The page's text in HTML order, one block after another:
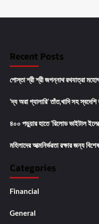
Recent Posts
পোস্তা শ্রী শ্রী জগন্নাথ রথযাত্রা
‘দ্য অরা গ্যালারি’ তাঁত,খাদি সহ
৪০০ পড়ুয়ার হাতে ‘রিলোড ভাইটাল
মহিলাদের আত্মনির্ভরতা রক্ষার জন্য
Categories
Financial
General